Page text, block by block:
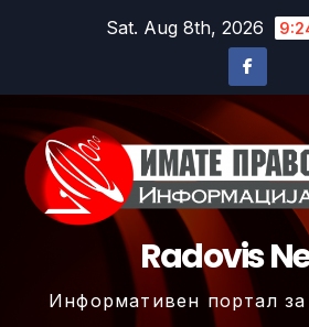
Sat. Aug 8th, 2026
Radovis
Информативен портал за